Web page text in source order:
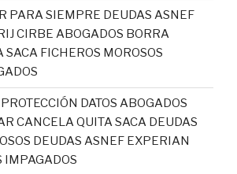
PARA SIEMPRE DEUDAS ASNEF
CIRBE ABOGADOS BORRA
FICHEROS MOROSOS
DATOS ABOGADOS
CANCELA QUITA SACA DEUDAS
DEUDAS ASNEF EXPERIAN
IMPAGADOS